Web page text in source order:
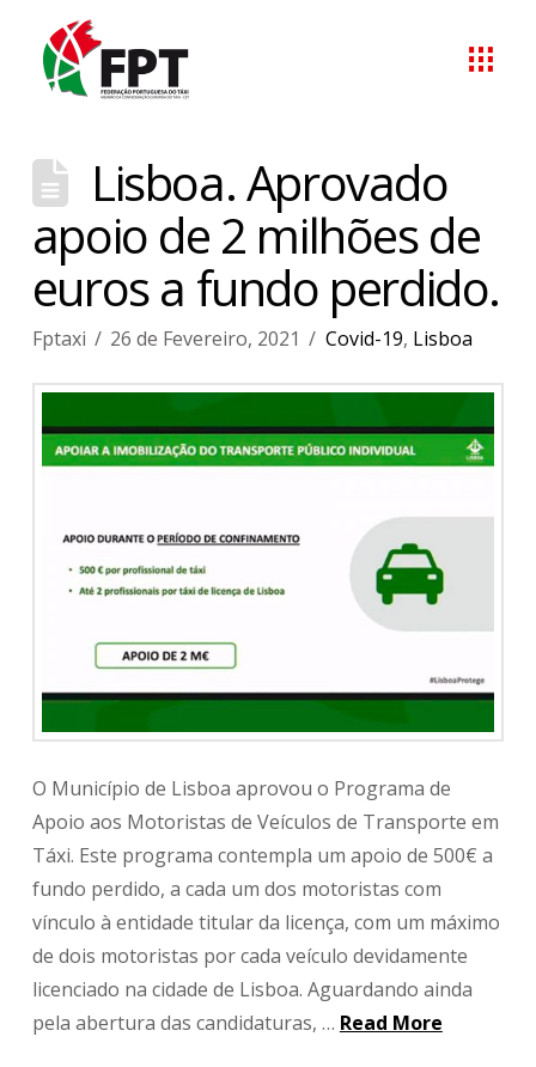
Lisboa. Aprovado
apoio de 2 milhões de
euros a fundo perdido.
Fptaxi 26 de Fevereiro, 2021 Covid-19, Lisboa
O Município de Lisboa aprovou o Programa de
Apoio aos Motoristas de Veículos de Transporte em
Táxi. Este programa contempla um apoio de 500€ a
fundo perdido, a cada um dos motoristas com
vínculo à entidade titular da licença, com um máximo
de dois motoristas por cada veículo devidamente
licenciado na cidade de Lisboa. Aguardando ainda
pela abertura das candidaturas, … Read More